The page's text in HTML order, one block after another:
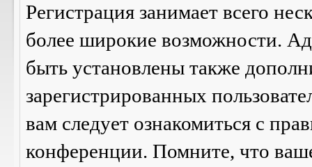
Регистрация занимает всего
более широкие возможности.
быть установлены также
зарегистрированных
вам следует ознакомиться с
конференции. Помните, что